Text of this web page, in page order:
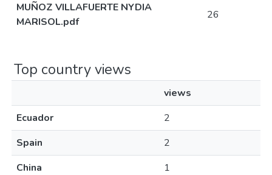
MUÑOZ VILLAFUERTE NYDIA
MARISOL.pdf
26
Top country views
views
Ecuador
2
Spain
2
China
1